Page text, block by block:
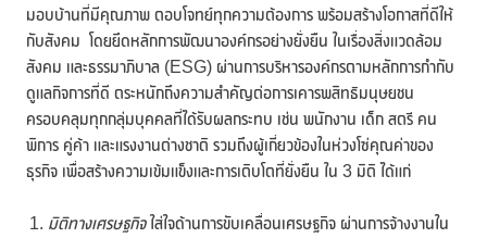
มอบบ้านที่มีคุณภาพ ตอบโจทย์ทุกความต้องการ พร้อมสร้างโอกาสที่ดีให้
กับสังคม โดยยึดหลักการพัฒนาองค์กรอย่างยั่งยืน ในเรื่องสิ่งแวดล้อม
สังคม และธรรมาภิบาล (ESG) ผ่านการบริหารองค์กรตามหลักการกำกับ
ดูแลกิจการที่ดี ตระหนักถึงความสำคัญต่อการเคารพสิทธิมนุษยชน
ครอบคลุมทุกกลุ่มบุคคลที่ได้รับผลกระทบ เช่น พนักงาน เด็ก สตรี คน
พิการ คู่ค้า และแรงงานต่างชาติ รวมถึงผู้เกี่ยวข้องในห่วงโซ่คุณค่าของ
ธุรกิจ เพื่อสร้างความเข้มแข็งและการเติบโตที่ยั่งยืน ใน 3 มิติ ได้แก่
มิติทางเศรษฐกิจใส่ใจด้านการขับเคลื่อนเศรษฐกิจ ผ่านการจ้างงานใน